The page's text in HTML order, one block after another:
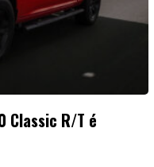
Classic R/T é